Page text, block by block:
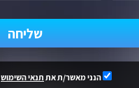
שליחה
הנני מאשר/ת את תנאי השימוש